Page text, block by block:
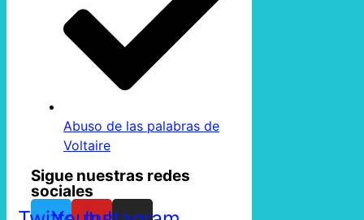
Abuso de las palabras de
Voltaire
Sigue nuestras redes
sociales